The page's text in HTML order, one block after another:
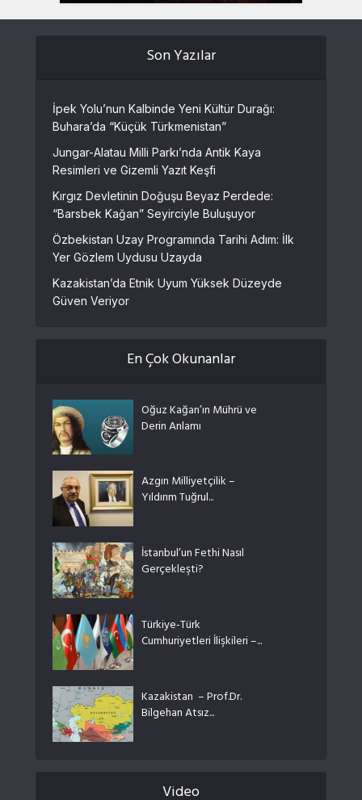
Son Yazılar
İpek Yolu’nun Kalbinde Yeni Kültür Durağı:
Buhara’da “Küçük Türkmenistan”
Jungar-Alatau Milli Parkı’nda Antik Kaya
Resimleri ve Gizemli Yazıt Keşfi
Kırgız Devletinin Doğuşu Beyaz Perdede:
“Barsbek Kağan” Seyirciyle Buluşuyor
Özbekistan Uzay Programında Tarihi Adım: İlk
Yer Gözlem Uydusu Uzayda
Kazakistan’da Etnik Uyum Yüksek Düzeyde
Güven Veriyor
En Çok Okunanlar
Oğuz Kağan’ın Mührü ve
Derin Anlamı
Azgın Milliyetçilik –
Yıldırım Tuğrul...
İstanbul’un Fethi Nasıl
Gerçekleşti?
Türkiye-Türk
Cumhuriyetleri İlişkileri –...
Kazakistan – Prof.Dr.
Bilgehan Atsız...
Video